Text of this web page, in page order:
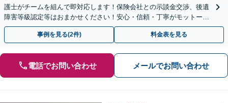
護士がチームを組んで即対応します！保険会社との示談金交渉、後遺
障害等級認定等はおまかせください！安心・信頼・丁寧がモットー。
交通事故に強い法律事務所と自負しております。
事例を見る(2件) 料金表を見る
電話でお問い合わせ メールでお問い合わせ